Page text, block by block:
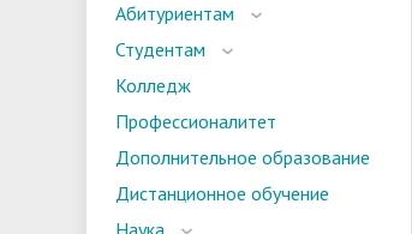
Абитуриентам
Студентам
Колледж
Профессионалитет
Дополнительное образование
Дистанционное обучение
Наука